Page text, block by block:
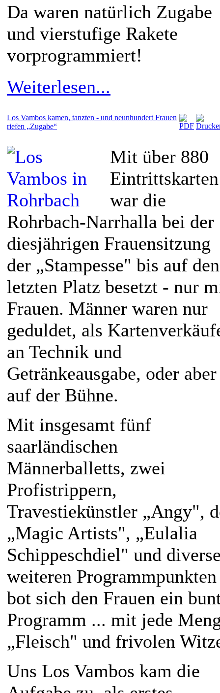
Da waren natürlich Zugabe
und vierstufige Rakete
vorprogrammiert!
Weiterlesen...
Los Vambos kamen, tanzten - und neunhundert Frauen
riefen „Zugabe“
Mit über 880
Eintrittskarten
war die
Rohrbach-Narrhalla bei der
diesjährigen Frauensitzung
der „Stampesse" bis auf den
letzten Platz besetzt - nur
Frauen. Männer waren nur
geduldet, als
an Technik und
Getränkeausgabe, oder aber
auf der Bühne.
Mit insgesamt fünf
saarländischen
Männerballetts, zwei
Profistrippern,
Travestiekünstler „Angy",
„Magic Artists", „Eulalia
Schippeschdiel" und
weiteren Programmpunkten
bot sich den Frauen ein
Programm ... mit jede
„Fleisch" und frivolen
Uns Los Vambos kam die